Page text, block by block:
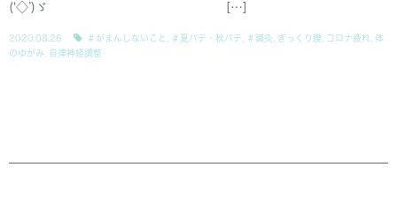
(‘◇’)ゞ […]
2020.08.26 ＃がまんしないこと ＃夏バテ・秋バテ ＃鍼灸 ぎっくり腰 コロナ疲れ 体
のゆがみ
自律神経調整